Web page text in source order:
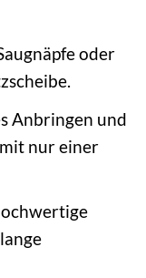
oder
Anbringen und
nur einer